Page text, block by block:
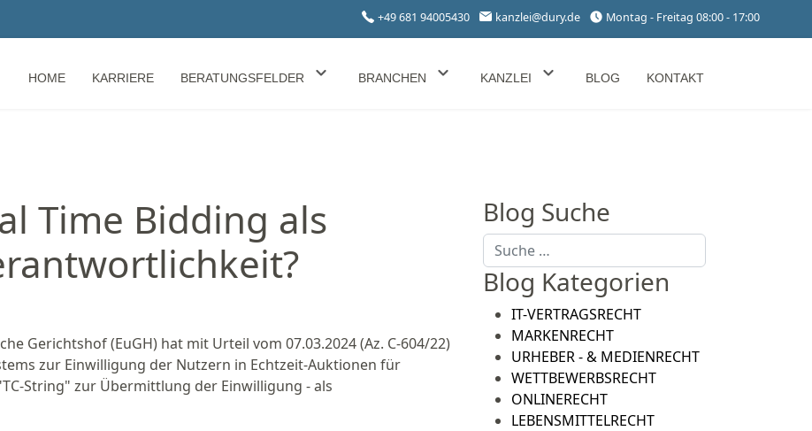
+49 681 94005430 kanzlei@dury.de Montag - Freitag 08:00 - 17:00
HOME KARRIERE BERATUNGSFELDER BRANCHEN KANZLEI BLOG KONTAKT
Time Bidding als
Gerichtshof (EuGH) hat mit Urteil vom 07.03.2024 (Az. C-604/22)
zur Einwilligung der Nutzern in Echtzeit-Auktionen für
String" zur Übermittlung der Einwilligung - als
Blog Suche
Suchen
Blog Kategorien
IT-VERTRAGSRECHT
MARKENRECHT
URHEBER - & MEDIENRECHT
WETTBEWERBSRECHT
ONLINERECHT
LEBENSMITTELRECHT